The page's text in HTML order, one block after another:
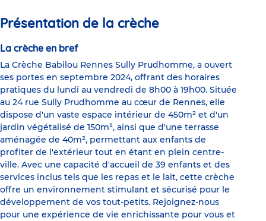
Présentation de la crèche
La crèche en bref
La Crèche Babilou Rennes Sully Prudhomme, a ouvert
ses portes en septembre 2024, offrant des horaires
pratiques du lundi au vendredi de 8h00 à 19h00. Située
au 24 rue Sully Prudhomme au cœur de Rennes, elle
dispose d'un vaste espace intérieur de 450m² et d'un
jardin végétalisé de 150m², ainsi que d'une terrasse
aménagée de 40m², permettant aux enfants de
profiter de l'extérieur tout en étant en plein centre-
ville. Avec une capacité d'accueil de 39 enfants et des
services inclus tels que les repas et le lait, cette crèche
offre un environnement stimulant et sécurisé pour le
développement de vos tout-petits. Rejoignez-nous
pour une expérience de vie enrichissante pour vous et